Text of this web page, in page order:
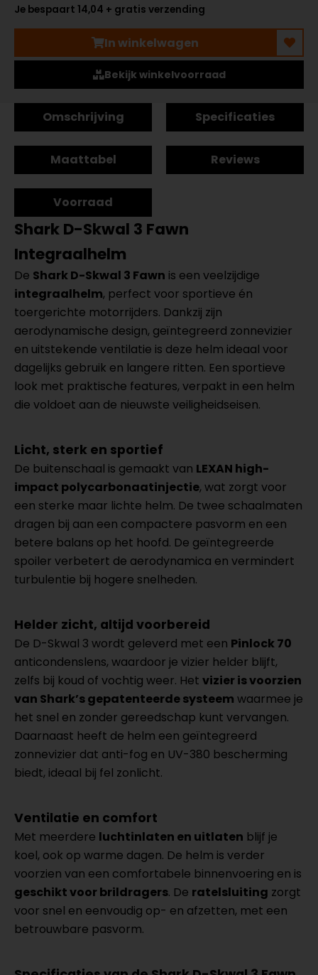
Je bespaart 14,04 + gratis verzending
In winkelwagen
Bekijk winkelvoorraad
Omschrijving Specificaties
Maattabel Reviews
Voorraad
Shark D-Skwal 3 Fawn
Integraalhelm
De Shark D-Skwal 3 Fawn is een veelzijdige
integraalhelm, perfect voor sportieve én
toergerichte motorrijders. Dankzij zijn
aerodynamische design, geïntegreerd zonnevizier
en uitstekende ventilatie is deze helm ideaal voor
dagelijks gebruik en langere ritten. Een sportieve
look met praktische features, verpakt in een helm
die voldoet aan de nieuwste veiligheidseisen.
Licht, sterk en sportief
De buitenschaal is gemaakt van LEXAN high-
impact polycarbonaatinjectie, wat zorgt voor
een sterke maar lichte helm. De twee schaalmaten
dragen bij aan een compactere pasvorm en een
betere balans op het hoofd. De geïntegreerde
spoiler verbetert de aerodynamica en vermindert
turbulentie bij hogere snelheden.
Helder zicht, altijd voorbereid
De D-Skwal 3 wordt geleverd met een Pinlock 70
anticondenslens, waardoor je vizier helder blijft,
zelfs bij koud of vochtig weer. Het vizier is voorzien
van Shark’s gepatenteerde systeem waarmee je
het snel en zonder gereedschap kunt vervangen.
Daarnaast heeft de helm een geïntegreerd
zonnevizier dat anti-fog en UV-380 bescherming
biedt, ideaal bij fel zonlicht.
Ventilatie en comfort
Met meerdere luchtinlaten en uitlaten blijf je
koel, ook op warme dagen. De helm is verder
voorzien van een comfortabele binnenvoering en is
geschikt voor brildragers. De ratelsluiting zorgt
voor snel en eenvoudig op- en afzetten, met een
betrouwbare pasvorm.